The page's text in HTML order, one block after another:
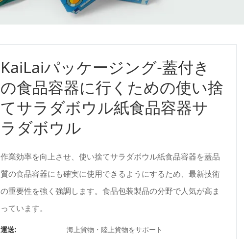
KaiLaiパッケージング-蓋付き
の食品容器に行くための使い捨
てサラダボウル紙食品容器サ
ラダボウル
作業効率を向上させ、使い捨てサラダボウル紙食品容器を蓋品
質の食品容器にも確実に使用できるようにするため、最新技術
の重要性を強く強調します。食品包装製品の分野で人気が高ま
っています。
運送: 海上貨物・陸上貨物をサポート